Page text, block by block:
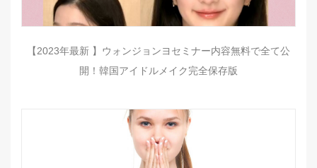
【2023年最新 】ウォンジョンヨセミナー内容無料で全て公
開！韓国アイドルメイク完全保存版